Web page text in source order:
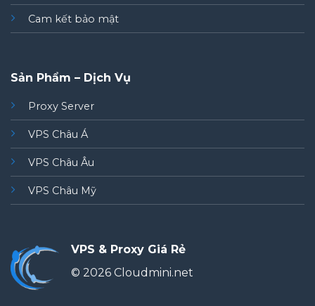
Cam kết bảo mật
Sản Phẩm – Dịch Vụ
Proxy Server
VPS Châu Á
VPS Châu Âu
VPS Châu Mỹ
VPS & Proxy Giá Rẻ
© 2026 Cloudmini.net